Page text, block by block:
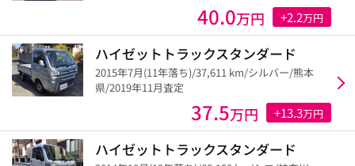
40.0万円 +2.2万円
ハイゼットトラックスタンダード
2015年7月(11年落ち)/37,611 km/シルバー/熊本
県/2019年11月査定
37.5万円 +13.3万円
ハイゼットトラックスタンダード